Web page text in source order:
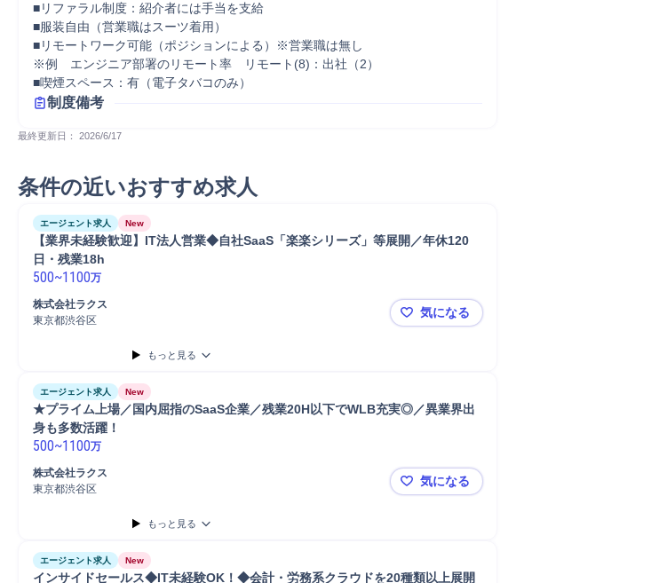
■リファラル制度：紹介者には手当を支給
■服装自由（営業職はスーツ着用）
■リモートワーク可能（ポジションによる）※営業職は無し
※例　エンジニア部署のリモート率　リモート(8)：出社（2）
■喫煙スペース：有（電子タバコのみ）
制度備考
最終更新日： 2026/6/17
条件の近いおすすめ求人
エージェント求人 New
【業界未経験歓迎】IT法人営業◆自社SaaS「楽楽シリーズ」等展開／年休120
500~1100万
株式会社ラクス
東京都渋谷区
【業界未経験歓迎】IT法人営業◆自
気になる
もっと見る
エージェント求人 New
★プライム上場／国内屈指のSaaS企業／残業20H以下でWLB充実◎／異業界出
500~1100万
株式会社ラクス
東京都渋谷区
★プライム上場／国内屈指のSaaS
気になる
もっと見る
エージェント求人 New
インサイドセールス◆IT未経験OK！◆会計・労務系クラウドを20種類以上展開